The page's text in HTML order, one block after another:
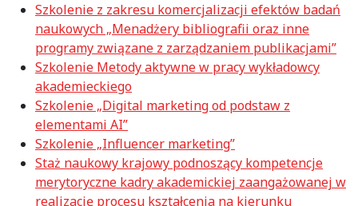
Szkolenie z zakresu komercjalizacji efektów badań
naukowych „Menadżery bibliografii oraz inne
programy związane z zarządzaniem publikacjami”
Szkolenie Metody aktywne w pracy wykładowcy
akademieckiego
Szkolenie „Digital marketing od podstaw z
elementami AI”
Szkolenie „Influencer marketing”
Staż naukowy krajowy podnoszący kompetencje
merytoryczne kadry akademickiej zaangażowanej w
realizację procesu kształcenia na kierunku